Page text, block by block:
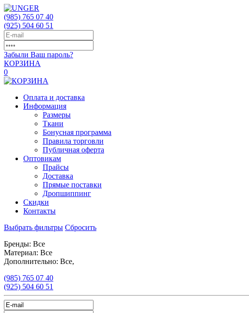
(985) 765 07 40
(925) 504 60 51
Забыли Ваш пароль?
КОРЗИНА
0
Оплата и доставка
Информация
Размеры
Ткани
Бонусная программа
Правила торговли
Публичная оферта
Оптовикам
Прайсы
Доставка
Прямые поставки
Дропшиппинг
Скидки
Контакты
Выбрать фильтры Сбросить
Бренды: Все
Материал: Все
Дополнительно: Все,
(985) 765 07 40
(925) 504 60 51